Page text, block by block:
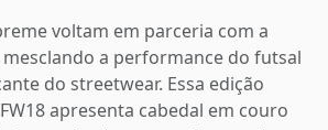
voltam em parceria com a
a performance do futsal
do streetwear. Essa edição
apresenta cabedal em couro